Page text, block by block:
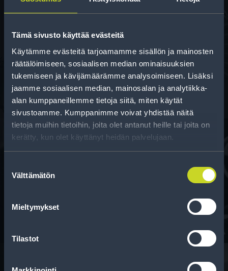
Tämä sivusto käyttää evästeitä
Käytämme evästeitä tarjoamamme sisällön ja mainosten
räätälöimiseen, sosiaalisen median ominaisuuksien
tukemiseen ja kävijämäärämme analysoimiseen. Lisäksi
jaamme sosiaalisen median, mainosalan ja analytiikka-
alan kumppaneillemme tietoja siitä, miten käytät
sivustoamme. Kumppanimme voivat yhdistää näitä
tietoja muihin tietoihin, joita olet antanut heille tai joita on
kerätty, kun olet käyttänyt heidän palvelujaan.
valinta
Välttämätön
Mieltymykset
Tilastot
Rengas­laskuri
Auttaa sinua valitsemaan oikean kokoisen renkaan,
kun vaihdat rengaskokoa.